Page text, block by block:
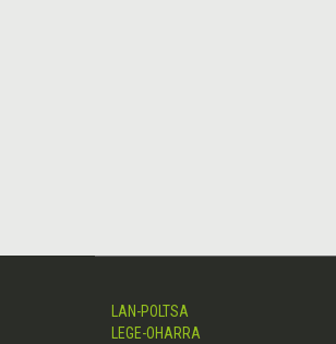
LAN-POLTSA
LEGE-OHARRA